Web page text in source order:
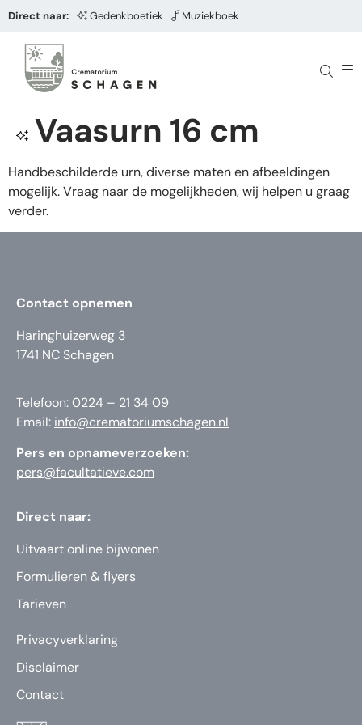
Direct naar: Gedenkboetiek Muziekboek
Vaasurn 16 cm
Handbeschilderde urn, diverse maten en afbeeldingen
mogelijk. Vraag naar de mogelijkheden, wij helpen u graag
verder.
Contact opnemen
Haringhuizerweg 3
1741 NC Schagen
Telefoon: 0224 – 21 34 09
Email: info@crematoriumschagen.nl
Pers en opnameverzoeken:
pers@facultatieve.com
Direct naar:
Uitvaart online bijwonen
Formulieren & flyers
Tarieven
Privacyverklaring
Disclaimer
Contact